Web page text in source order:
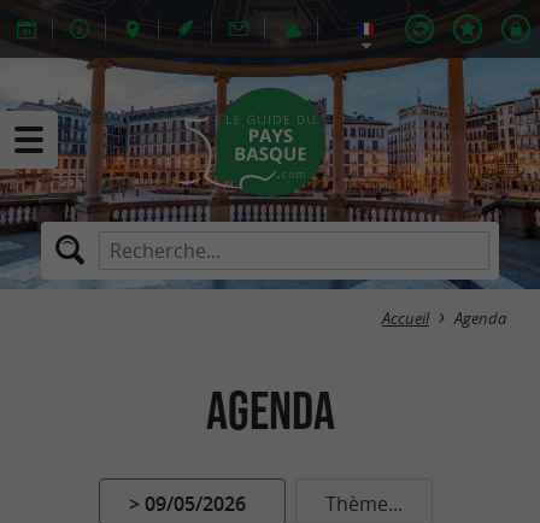
Accueil Agenda
Agenda
> 09/05/2026 Thème...